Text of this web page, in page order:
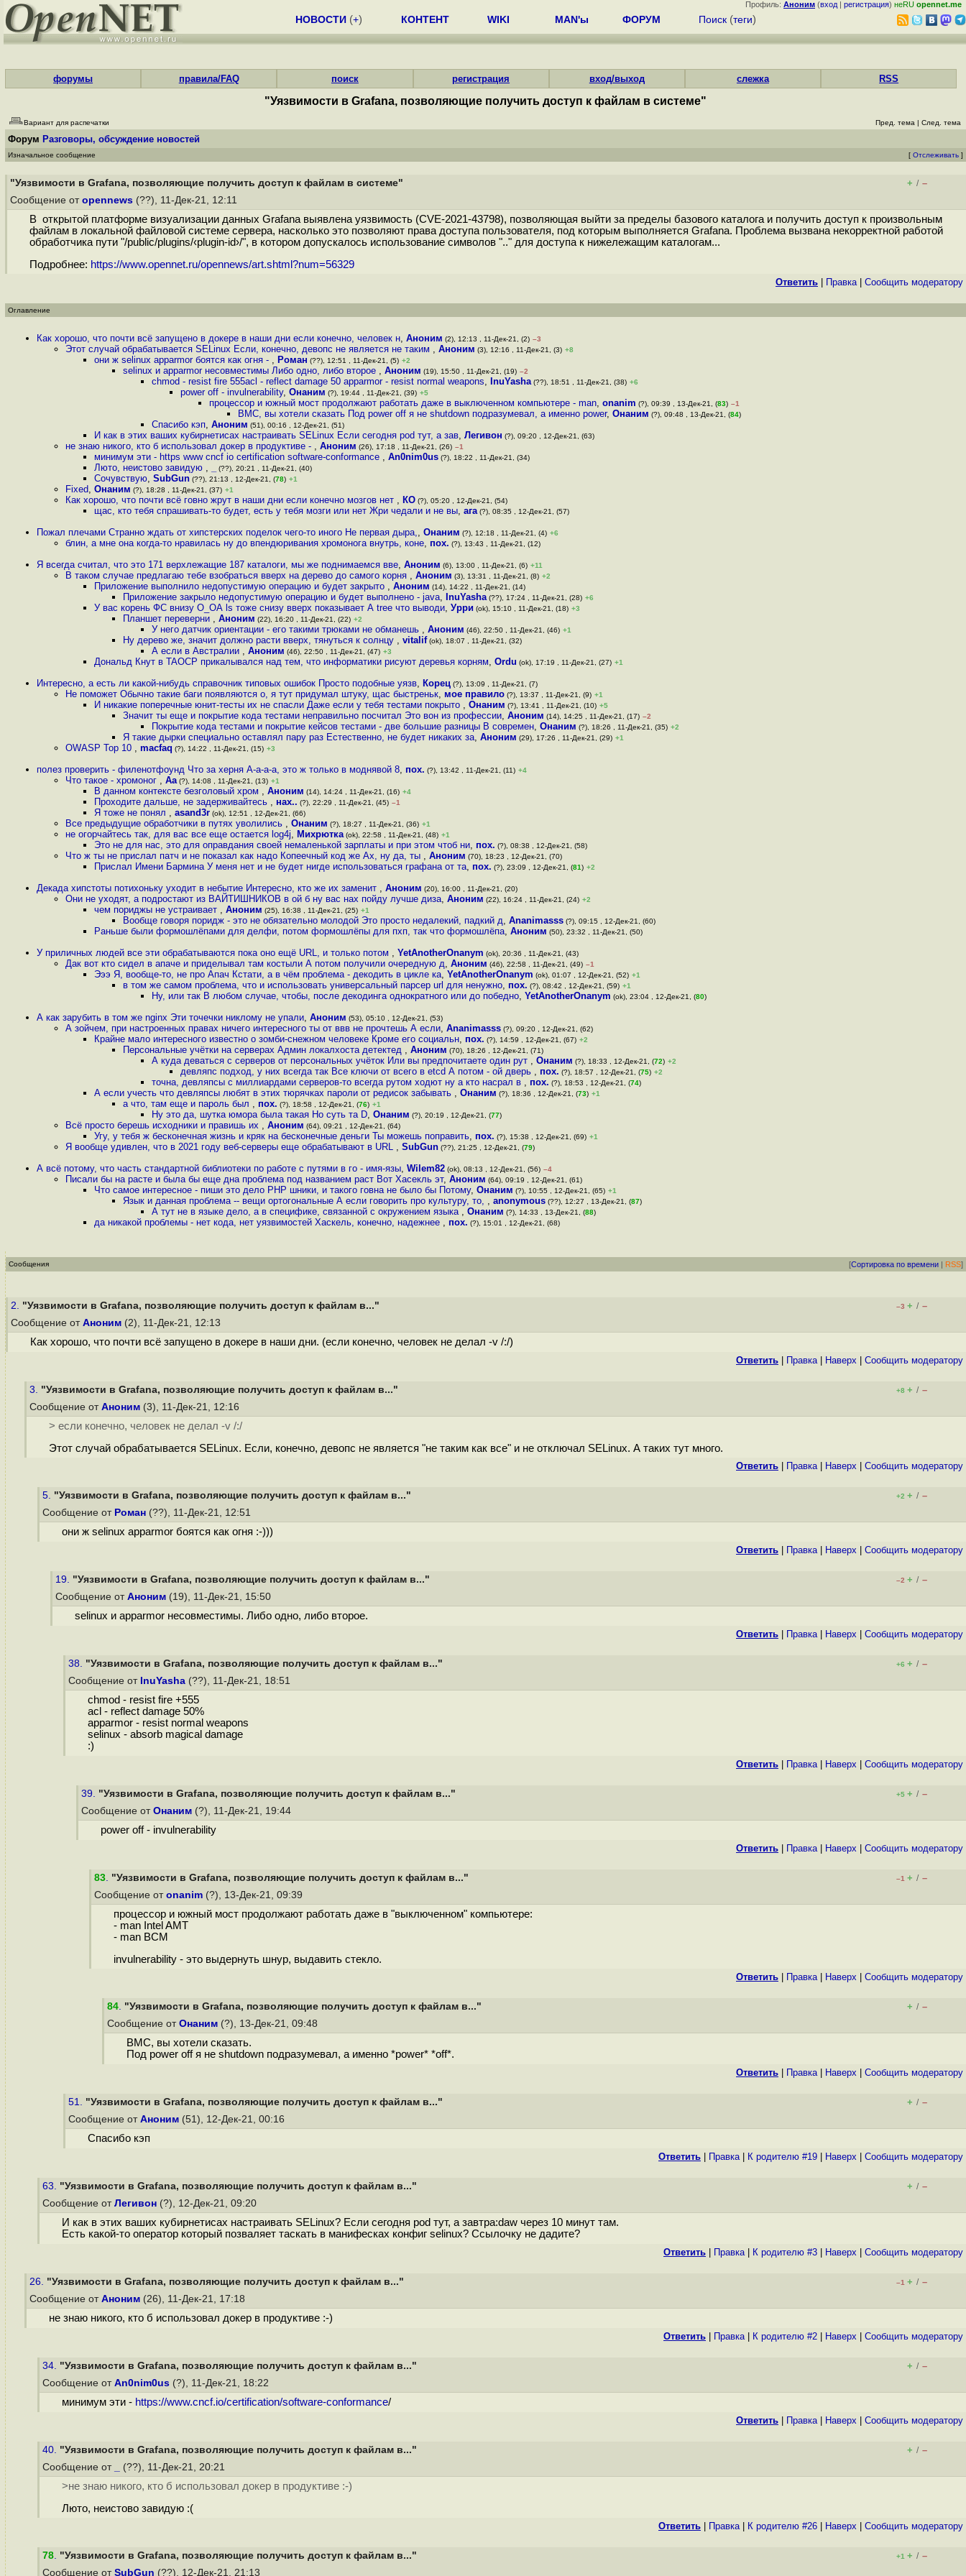
Профиль: Аноним (вход | регистрация) неRU opennet.me
НОВОСТИ (+) КОНТЕНТ WIKI MAN'ы ФОРУМ Поиск (теги)
форумы правила/FAQ поиск регистрация вход/выход слежка RSS
"Уязвимости в Grafana, позволяющие получить доступ к файлам в системе"
Вариант для распечатки Пред. тема | След. тема
Форум Разговоры, обсуждение новостей
Изначальное сообщение [ Отслеживать ]
"Уязвимости в Grafana, позволяющие получить доступ к файлам в системе" + / –
Сообщение от opennews (??), 11-Дек-21, 12:11
В открытой платформе визуализации данных Grafana выявлена уязвимость (CVE-2021-43798), позволяющая выйти за пределы базового каталога и получить доступ к произвольным
файлам в локальной файловой системе сервера, насколько это позволяют права доступа пользователя, под которым выполняется Grafana. Проблема вызвана некорректной работой
обработчика пути "/public/plugins/‹plugin-id›/", в котором допускалось использование символов ".." для доступа к нижележащим каталогам...
Подробнее: https://www.opennet.ru/opennews/art.shtml?num=56329
Ответить Правка| Cообщить модератору
Оглавление
Как хорошо, что почти всё запущено в докере в наши дни если конечно, человек н, Аноним (2), 12:13 , 11-Дек-21, (2) –3
Этот случай обрабатывается SELinux Если, конечно, девопс не является не таким , Аноним (3), 12:16 , 11-Дек-21, (3) +8
они ж selinux apparmor боятся как огня - , Роман (??), 12:51 , 11-Дек-21, (5) +2
selinux и apparmor несовместимы Либо одно, либо второе , Аноним (19), 15:50 , 11-Дек-21, (19) –2
chmod - resist fire 555acl - reflect damage 50 apparmor - resist normal weapons, InuYasha (??), 18:51 , 11-Дек-21, (38) +6
power off - invulnerability, Онаним (?), 19:44 , 11-Дек-21, (39) +5
процессор и южный мост продолжают работать даже в выключенном компьютере - man, onanim (?), 09:39 , 13-Дек-21, (83) –1
BMC, вы хотели сказать Под power off я не shutdown подразумевал, а именно power, Онаним (?), 09:48 , 13-Дек-21, (84)
Спасибо кэп, Аноним (51), 00:16 , 12-Дек-21, (51)
И как в этих ваших кубирнетисах настраивать SELinux Если сегодня pod тут, а зав, Легивон (?), 09:20 , 12-Дек-21, (63)
не знаю никого, кто б использовал докер в продуктиве - , Аноним (26), 17:18 , 11-Дек-21, (26) –1
минимум эти - https www cncf io certification software-conformance , An0nim0us (?), 18:22 , 11-Дек-21, (34)
Люто, неистово завидую , (??), 20:21 , 11-Дек-21, (40)
Сочувствую, SubGun (??), 21:13 , 12-Дек-21, (78) +1
Fixed, Онаним (?), 18:28 , 11-Дек-21, (37) +1
Как хорошо, что почти всё говно жрут в наши дни если конечно мозгов нет , КО (?), 05:20 , 12-Дек-21, (54)
щас, кто тебя спрашивать-то будет, есть у тебя мозги или нет Жри чедали и не вы, ага (?), 08:35 , 12-Дек-21, (57)
Пожал плечами Странно ждать от хипстерских поделок чего-то иного Не первая дыра,, Онаним (?), 12:18 , 11-Дек-21, (4) +6
блин, а мне она когда-то нравилась ну до впендюривания хромонога внутрь, коне, пох. (?), 13:43 , 11-Дек-21, (12)
Я всегда считал, что это 171 верхлежащие 187 каталоги, мы же поднимаемся вве, Аноним (6), 13:00 , 11-Дек-21, (6) +11
В таком случае предлагаю тебе взобраться вверх на дерево до самого корня , Аноним (3), 13:31 , 11-Дек-21, (8) +2
Приложение выполнило недопустимую операцию и будет закрыто , Аноним (14), 14:22 , 11-Дек-21, (14)
Приложение закрыло недопустимую операцию и будет выполнено - java, InuYasha (??), 17:24 , 11-Дек-21, (28) +6
У вас корень ФС внизу О_ОА ls тоже снизу вверх показывает А tree что выводи, Урри (ok), 15:10 , 11-Дек-21, (18) +3
Планшет переверни , Аноним (22), 16:20 , 11-Дек-21, (22) +2
У него датчик ориентации - его такими трюками не обманешь , Аноним (46), 22:50 , 11-Дек-21, (46) +1
Ну дерево же, значит должно расти вверх, тянуться к солнцу , vitalif(ok), 18:07 , 11-Дек-21, (32)
А если в Австралии , Аноним (46), 22:50 , 11-Дек-21, (47) +3
Дональд Кнут в TAOCP прикалывался над тем, что информатики рисуют деревья корням, Ordu (ok), 17:19 , 11-Дек-21, (27) +1
Интересно, а есть ли какой-нибудь справочник типовых ошибок Просто подобные уязв, Корец (?), 13:09 , 11-Дек-21, (7)
Не поможет Обычно такие баги появляются о, я тут придумал штуку, щас быстреньк, мое правило (?), 13:37 , 11-Дек-21, (9) +1
И никакие поперечные юнит-тесты их не спасли Даже если у тебя тестами покрыто , Онаним (?), 13:41 , 11-Дек-21, (10) +5
Значит ты еще и покрытие кода тестами неправильно посчитал Это вон из профессии, Аноним (14), 14:25 , 11-Дек-21, (17) –2
Покрытие кода тестами и покрытие кейсов тестами - две большие разницы В современ, Онаним (?), 18:26 , 11-Дек-21, (35) +2
Я такие дырки специально оставлял пару раз Естественно, не будет никаких за, Аноним (29), 17:26 , 11-Дек-21, (29) +1
OWASP Top 10 , macfaq (?), 14:22 , 11-Дек-21, (15) +3
полез проверить - филенотфоунд Что за херня А-а-а-а, это ж только в моднявой 8, пох. (?), 13:42 , 11-Дек-21, (11) +4
Что такое - хромоног , Aa (?), 14:08 , 11-Дек-21, (13) +1
В данном контексте безголовый хром , Аноним (14), 14:24 , 11-Дек-21, (16) +4
Проходите дальше, не задерживайтесь , нах.. (?), 22:29 , 11-Дек-21, (45) –1
Я тоже не понял , asand3r (ok), 12:51 , 12-Дек-21, (66)
Все предыдущие обработчики в путях уволились , Онаним (?), 18:27 , 11-Дек-21, (36) +1
не огорчайтесь так, для вас все еще остается log4j, Михрютка (ok), 22:58 , 11-Дек-21, (48) +1
Это не для нас, это для оправдания своей немаленькой зарплаты и при этом чтоб ни, пох. (?), 08:38 , 12-Дек-21, (58)
Что ж ты не прислал патч и не показал как надо Копеечный код же Ах, ну да, ты , Аноним (70), 18:23 , 12-Дек-21, (70)
Прислал Имени Бармина У меня нет и не будет нигде использоваться графана от та, пох. (?), 23:09 , 12-Дек-21, (81) +2
Декада хипстоты потихоньку уходит в небытие Интересно, кто же их заменит , Аноним (20), 16:00 , 11-Дек-21, (20)
Они не уходят, а подростают из ВАЙТИШНИКОВ в ой б ну вас нах пойду лучше диза, Аноним (22), 16:24 , 11-Дек-21, (24) +2
чем пориджы не устраивает , Аноним (25), 16:38 , 11-Дек-21, (25) +1
Вообще говоря поридж - это не обязательно молодой Это просто недалекий, падкий д, Ananimasss (?), 09:15 , 12-Дек-21, (60)
Раньше были формошлёпами для делфи, потом формошлёпы для пхп, так что формошлёпа, Аноним (50), 23:32 , 11-Дек-21, (50)
У приличных людей все эти обрабатываются пока оно ещё URL, и только потом , YetAnotherOnanym (ok), 20:36 , 11-Дек-21, (43)
Дак вот кто сидел в апаче и приделывал там костыли А потом получили очередную д, Аноним (46), 22:58 , 11-Дек-21, (49) –1
Эээ Я, вообще-то, не про Апач Кстати, а в чём проблема - декодить в цикле ка, YetAnotherOnanym (ok), 01:07 , 12-Дек-21, (52) +1
в том же самом проблема, что и использовать универсальный парсер url для ненужно, пох. (?), 08:42 , 12-Дек-21, (59) +1
Ну, или так В любом случае, чтобы, после декодинга однократного или до победно, YetAnotherOnanym (ok), 23:04 , 12-Дек-21, (80)
А как зарубить в том же nginx Эти точечки никлому не упали, Аноним (53), 05:10 , 12-Дек-21, (53)
А зойчем, при настроенных правах ничего интересного ты от ввв не прочтешь А если, Ananimasss (?), 09:20 , 12-Дек-21, (62)
Крайне мало интересного известно о зомби-снежном человеке Кроме его социальн, пох. (?), 14:59 , 12-Дек-21, (67) +2
Персональные учётки на серверах Админ локалхоста детектед , Аноним (70), 18:26 , 12-Дек-21, (71)
А куда деваться с серверов от персональных учёток Или вы предпочитаете один рут , Онаним (?), 18:33 , 12-Дек-21, (72) +2
девляпс подход, у них всегда так Все ключи от всего в etcd А потом - ой дверь , пох. (?), 18:57 , 12-Дек-21, (75) +2
точна, девляпсы с миллиардами серверов-то всегда рутом ходют ну а кто наcpaл в , пох. (?), 18:53 , 12-Дек-21, (74)
А если учесть что девляпсы любят в этих тюрячках пароли от редисок забывать , Онаним (?), 18:36 , 12-Дек-21, (73) +1
а что, там еще и пароль был , пох. (?), 18:58 , 12-Дек-21, (76) +1
Ну это да, шутка юмора была такая Но суть та D, Онаним (?), 20:19 , 12-Дек-21, (77)
Всё просто берешь исходники и правишь их , Аноним (64), 09:21 , 12-Дек-21, (64)
Угу, у тебя ж бесконечная жизнь и кряк на бесконечные деньги Ты можешь поправить, пох. (?), 15:38 , 12-Дек-21, (69) +1
Я вообще удивлен, что в 2021 году веб-серверы еще обрабатывают в URL , SubGun (??), 21:25 , 12-Дек-21, (79)
А всё потому, что часть стандартной библиотеки по работе с путями в го - имя-язы, Wilem82 (ok), 08:13 , 12-Дек-21, (56) –4
Писали бы на расте и была бы еще дна проблема под названием раст Вот Хасекль эт, Аноним (64), 09:19 , 12-Дек-21, (61)
Что самое интересное - пиши это дело PHP шники, и такого говна не было бы Потому, Онаним (?), 10:55 , 12-Дек-21, (65) +1
Язык и данная проблема -- вещи ортогональные А если говорить про культуру, то, , anonymous (??), 12:27 , 13-Дек-21, (87)
А тут не в языке дело, а в специфике, связанной с окружением языка , Онаним (?), 14:33 , 13-Дек-21, (88)
да никакой проблемы - нет кода, нет уязвимостей Хаскель, конечно, надежнее , пох. (?), 15:01 , 12-Дек-21, (68)
Сообщения [Сортировка по времени | RSS]
2. "Уязвимости в Grafana, позволяющие получить доступ к файлам в..." –3 + / –
Сообщение от Аноним (2), 11-Дек-21, 12:13
Как хорошо, что почти всё запущено в докере в наши дни. (если конечно, человек не делал -v /:/)
Ответить Правка| Наверх Cообщить модератору
3. "Уязвимости в Grafana, позволяющие получить доступ к файлам в..." +8 + / –
Сообщение от Аноним (3), 11-Дек-21, 12:16
> если конечно, человек не делал -v /:/
Этот случай обрабатывается SELinux. Если, конечно, девопс не является "не таким как все" и не отключал SELinux. А таких тут много.
Ответить Правка| Наверх Cообщить модератору
5. "Уязвимости в Grafana, позволяющие получить доступ к файлам в..." +2 + / –
Сообщение от Роман (??), 11-Дек-21, 12:51
они ж selinux apparmor боятся как огня :-)))
Ответить Правка| Наверх Cообщить модератору
19. "Уязвимости в Grafana, позволяющие получить доступ к файлам в..." –2 + / –
Сообщение от Аноним (19), 11-Дек-21, 15:50
selinux и apparmor несовместимы. Либо одно, либо второе.
Ответить Правка| Наверх Cообщить модератору
38. "Уязвимости в Grafana, позволяющие получить доступ к файлам в..." +6 + / –
Сообщение от InuYasha (??), 11-Дек-21, 18:51
chmod - resist fire +555
acl - reflect damage 50%
apparmor - resist normal weapons
selinux - absorb magical damage
:)
Ответить Правка| Наверх Cообщить модератору
39. "Уязвимости в Grafana, позволяющие получить доступ к файлам в..." +5 + / –
Сообщение от Онаним (?), 11-Дек-21, 19:44
power off - invulnerability
Ответить Правка| Наверх Cообщить модератору
83. "Уязвимости в Grafana, позволяющие получить доступ к файлам в..." –1 + / –
Сообщение от onanim (?), 13-Дек-21, 09:39
процессор и южный мост продолжают работать даже в "выключенном" компьютере:
- man Intel AMT
- man BCM
invulnerability - это выдернуть шнур, выдавить стекло.
Ответить Правка| Наверх Cообщить модератору
84. "Уязвимости в Grafana, позволяющие получить доступ к файлам в..." + / –
Сообщение от Онаним (?), 13-Дек-21, 09:48
BMC, вы хотели сказать.
Под power off я не shutdown подразумевал, а именно *power* *off*.
Ответить Правка| Наверх Cообщить модератору
51. "Уязвимости в Grafana, позволяющие получить доступ к файлам в..." + / –
Сообщение от Аноним (51), 12-Дек-21, 00:16
Спасибо кэп
Ответить Правка| К родителю #19 Наверх Cообщить модератору
63. "Уязвимости в Grafana, позволяющие получить доступ к файлам в..." + / –
Сообщение от Легивон (?), 12-Дек-21, 09:20
И как в этих ваших кубирнетисах настраивать SELinux? Если сегодня pod тут, а завтра:daw через 10 минут там.
Есть какой-то оператор который позваляет таскать в манифесках конфиг selinux? Ссылочку не дадите?
Ответить Правка| К родителю #3 Наверх Cообщить модератору
26. "Уязвимости в Grafana, позволяющие получить доступ к файлам в..." –1 + / –
Сообщение от Аноним (26), 11-Дек-21, 17:18
не знаю никого, кто б использовал докер в продуктиве :-)
Ответить Правка| К родителю #2 Наверх Cообщить модератору
34. "Уязвимости в Grafana, позволяющие получить доступ к файлам в..." + / –
Сообщение от An0nim0us (?), 11-Дек-21, 18:22
минимум эти - https://www.cncf.io/certification/software-conformance/
Ответить Правка| Наверх Cообщить модератору
40. "Уязвимости в Grafana, позволяющие получить доступ к файлам в..." + / –
Сообщение от
(??), 11-Дек-21, 20:21
>не знаю никого, кто б использовал докер в продуктиве :-)
Люто, неистово завидую :(
Ответить Правка| К родителю #26 Наверх Cообщить модератору
78. "Уязвимости в Grafana, позволяющие получить доступ к файлам в..." +1 + / –
Сообщение от SubGun (??), 12-Дек-21, 21:13